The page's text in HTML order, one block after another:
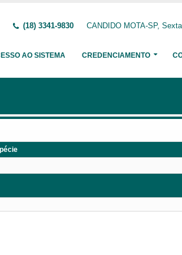
(18) 3341-9830 CANDIDO MOTA-SP,
AO SISTEMA CREDENCIAMENTO